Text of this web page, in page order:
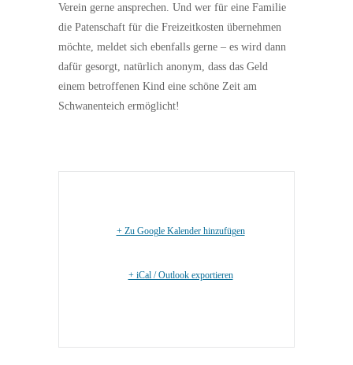
Verein gerne ansprechen. Und wer für eine Familie
die Patenschaft für die Freizeitkosten übernehmen
möchte, meldet sich ebenfalls gerne – es wird dann
dafür gesorgt, natürlich anonym, dass das Geld
einem betroffenen Kind eine schöne Zeit am
Schwanenteich ermöglicht!
+ Zu Google Kalender hinzufügen
+ iCal / Outlook exportieren